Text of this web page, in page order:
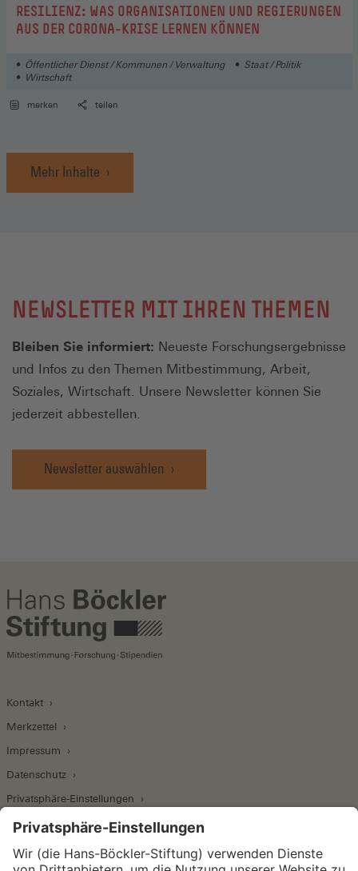
:RESILIENZ: WAS ORGANISATIONEN UND REGIERUNGEN
AUS DER CORONA-KRISE LERNEN KÖNNEN
Öffentlicher Dienst / Kommunen / Verwaltung
Staat / Politik
Wirtschaft
merken teilen
Mehr Inhalte
NEWSLETTER MIT IHREN THEMEN
Bleiben Sie informiert: Neueste Forschungsergebnisse
und Infos zu den Themen Mitbestimmung, Arbeit,
Soziales, Wirtschaft. Unsere Newsletter können Sie
jederzeit abbestellen.
Newsletter auswählen
Kontakt
Merkzettel
Impressum
Datenschutz
Privatsphäre-Einstellungen
Wirtschafts- und Sozialwissenschaftliches Institut